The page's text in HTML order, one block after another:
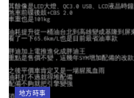
地方時事